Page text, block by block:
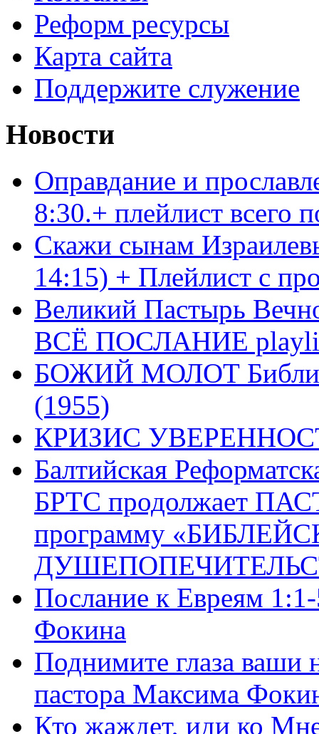
Реформ ресурсы
Карта сайта
Поддержите служение
Новости
Оправдание и
8:30.+ плейлист
Скажи сынам
14:15) + Плейлист с
Великий Пастырь
ВСЁ ПОСЛАНИЕ
БОЖИЙ МОЛОТ Библия
(1955)
КРИЗИС
Балтийская
БРТС продолжает
программу
Послание к Евреям
Фокина
Поднимите глаза ваши
пастора Максима
Кто жаждет, иди ко